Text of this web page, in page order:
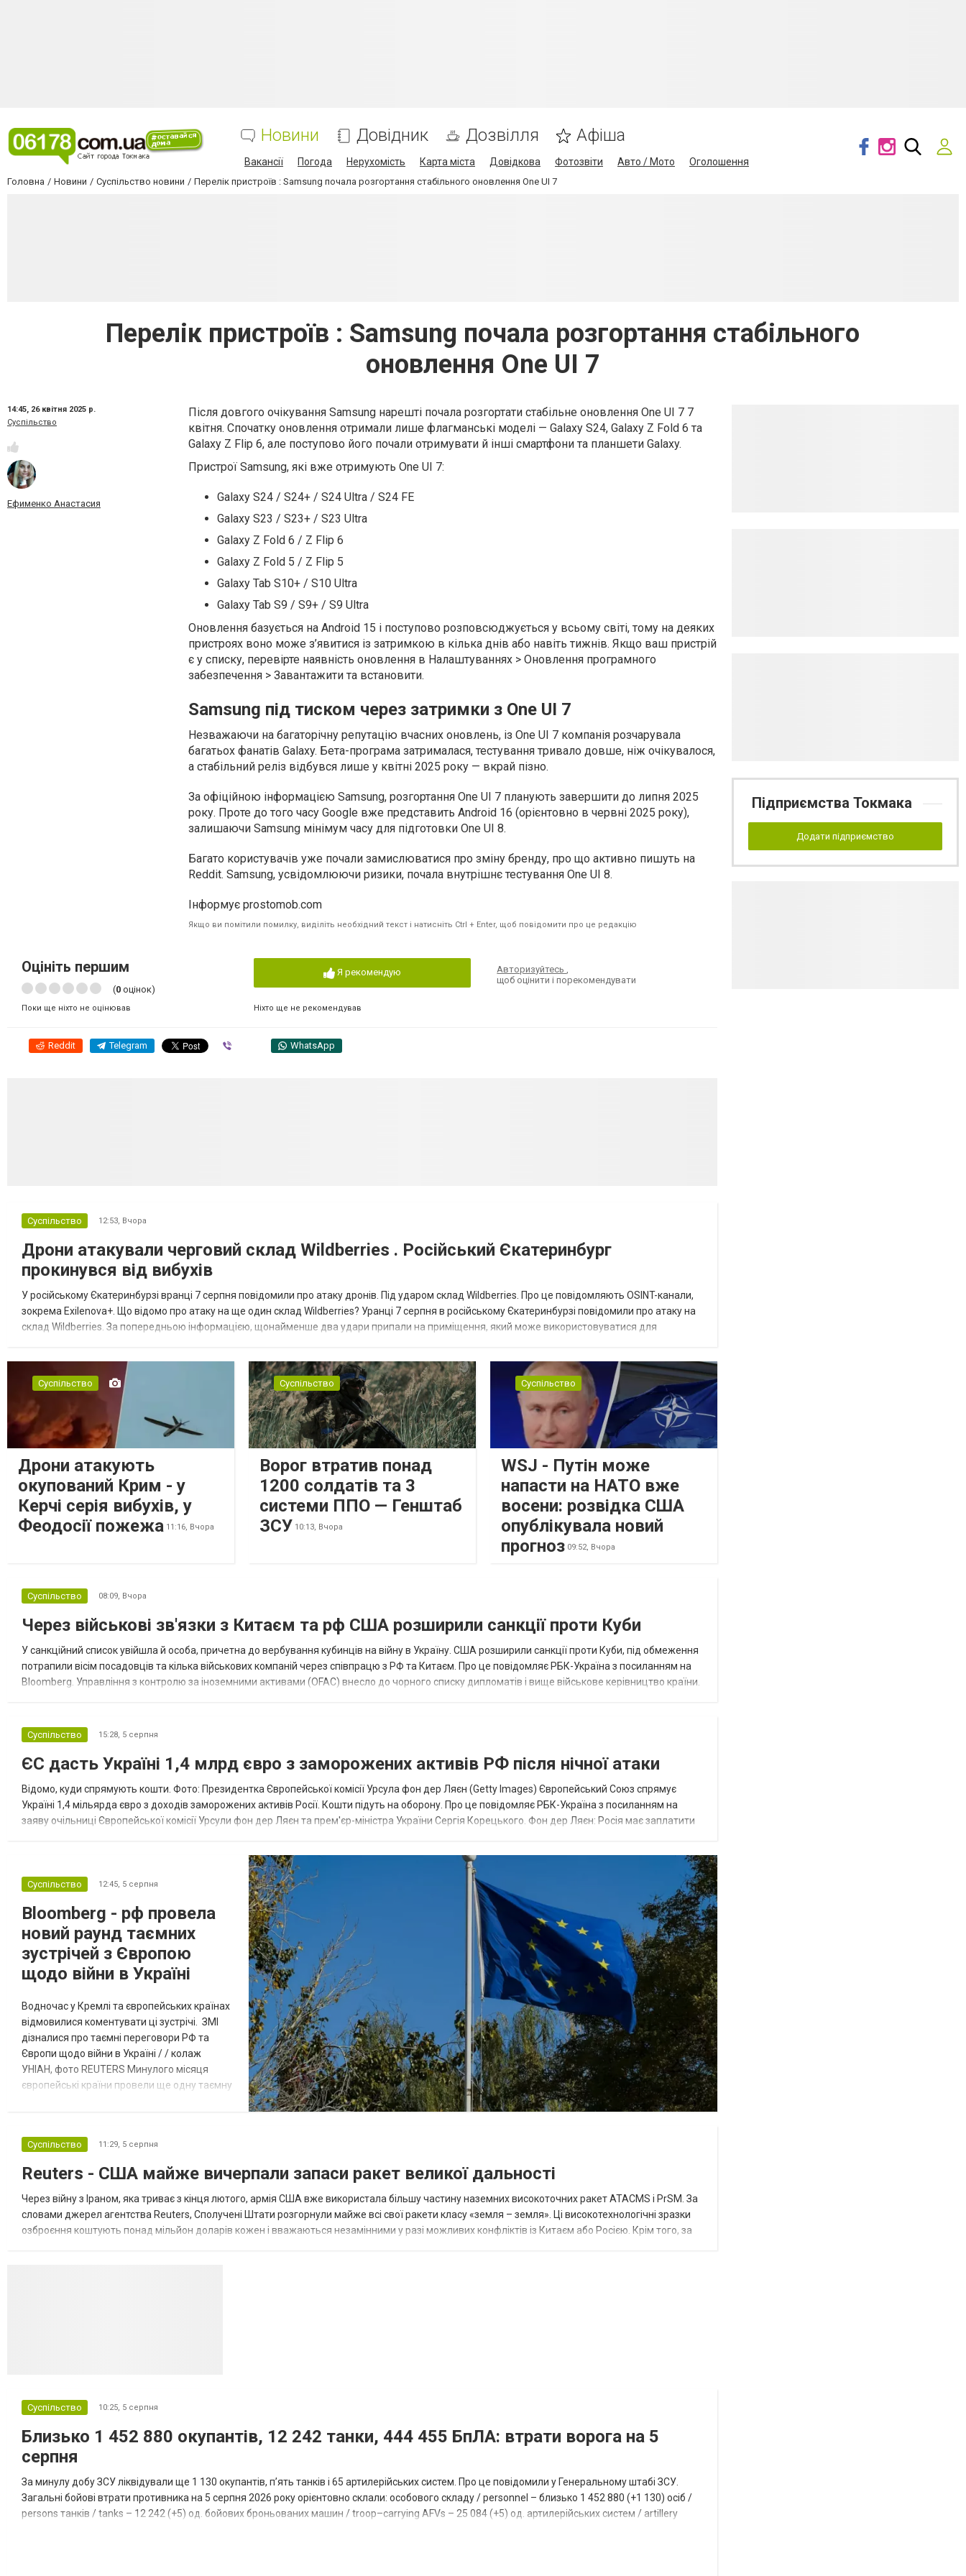
Новини Довідник Дозвілля Афіша
Вакансії Погода Нерухомість Карта міста Довідкова Фотозвіти Авто / Мото Оголошення
Головна Новини Суспільство новини Перелік пристроїв : Samsung почала розгортання стабільного оновлення One UI 7
Перелік пристроїв : Samsung почала розгортання стабільного
оновлення One UI 7
14:45, 26 квітня 2025 р.
Суспільство
Ефименко Анастасия
Після довгого очікування Samsung нарешті почала розгортати стабільне оновлення One UI 7 7
квітня. Спочатку оновлення отримали лише флагманські моделі — Galaxy S24, Galaxy Z Fold 6 та
Galaxy Z Flip 6, але поступово його почали отримувати й інші смартфони та планшети Galaxy.
Пристрої Samsung, які вже отримують One UI 7:
Galaxy S24 / S24+ / S24 Ultra / S24 FE
Galaxy S23 / S23+ / S23 Ultra
Galaxy Z Fold 6 / Z Flip 6
Galaxy Z Fold 5 / Z Flip 5
Galaxy Tab S10+ / S10 Ultra
Galaxy Tab S9 / S9+ / S9 Ultra
Оновлення базується на Android 15 і поступово розповсюджується у всьому світі, тому на деяких
пристроях воно може з’явитися із затримкою в кілька днів або навіть тижнів. Якщо ваш пристрій
є у списку, перевірте наявність оновлення в Налаштуваннях > Оновлення програмного
забезпечення > Завантажити та встановити.
Samsung під тиском через затримки з One UI 7
Незважаючи на багаторічну репутацію вчасних оновлень, із One UI 7 компанія розчарувала
багатьох фанатів Galaxy. Бета-програма затрималася, тестування тривало довше, ніж очікувалося,
а стабільний реліз відбувся лише у квітні 2025 року — вкрай пізно.
За офіційною інформацією Samsung, розгортання One UI 7 планують завершити до липня 2025
року. Проте до того часу Google вже представить Android 16 (орієнтовно в червні 2025 року),
залишаючи Samsung мінімум часу для підготовки One UI 8.
Багато користувачів уже почали замислюватися про зміну бренду, про що активно пишуть на
Reddit. Samsung, усвідомлюючи ризики, почала внутрішнє тестування One UI 8.
Інформує prostomob.com
Якщо ви помітили помилку, виділіть необхідний текст і натисніть Ctrl + Enter, щоб повідомити про це редакцію
Оцініть першим
(0 оцінок)
Поки ще ніхто не оцінював
Я рекомендую
Ніхто ще не рекомендував
Авторизуйтесь,
щоб оцінити і порекомендувати
Reddit Telegram WhatsApp
Суспільство 12:53, Вчора
Дрони атакували черговий склад Wildberries . Російський Єкатеринбург
прокинувся від вибухів
У російському Єкатеринбурзі вранці 7 серпня повідомили про атаку дронів. Під ударом склад Wildberries. Про це повідомляють OSINT-канали,
зокрема Exilenova+. Що відомо про атаку на ще один склад Wildberries? Уранці 7 серпня в російському Єкатеринбурзі повідомили про атаку на
склад Wildberries. За попередньою інформацією, щонайменше два удари припали на приміщення, який може використовуватися для
Суспільство
Дрони атакують
окупований Крим - у
Керчі серія вибухів, у
Феодосії пожежа 11:16, Вчора
Суспільство
Ворог втратив понад
1200 солдатів та 3
системи ППО — Генштаб
ЗСУ 10:13, Вчора
Суспільство
WSJ - Путін може
напасти на НАТО вже
восени: розвідка США
опублікувала новий
прогноз 09:52, Вчора
Суспільство 08:09, Вчора
Через військові зв'язки з Китаєм та рф США розширили санкції проти Куби
У санкційний список увійшла й особа, причетна до вербування кубинців на війну в Україну. США розширили санкції проти Куби, під обмеження
потрапили вісім посадовців та кілька військових компаній через співпрацю з РФ та Китаєм. Про це повідомляє РБК-Україна з посиланням на
Bloomberg. Управління з контролю за іноземними активами (OFAC) внесло до чорного списку дипломатів і вище військове керівництво країни.
Суспільство 15:28, 5 серпня
ЄС дасть Україні 1,4 млрд євро з заморожених активів РФ після нічної атаки
Відомо, куди спрямують кошти. Фото: Президентка Європейської комісії Урсула фон дер Ляєн (Getty Images) Європейський Союз спрямує
Україні 1,4 мільярда євро з доходів заморожених активів Росії. Кошти підуть на оборону. Про це повідомляє РБК-Україна з посиланням на
заяву очільниці Європейської комісії Урсули фон дер Ляєн та прем'єр-міністра України Сергія Корецького. Фон дер Ляєн: Росія має заплатити
Суспільство 12:45, 5 серпня
Bloomberg - рф провела
новий раунд таємних
зустрічей з Європою
щодо війни в Україні
Водночас у Кремлі та європейських країнах
відмовилися коментувати ці зустрічі. ЗМІ
дізналися про таємні переговори РФ та
Європи щодо війни в Україні / / колаж
УНІАН, фото REUTERS Минулого місяця
європейські країни провели ще одну таємну
зі сторони Європи до цих переговорів
долучилися колишні високопосадовці
Великої Британії, Франції, Німеччини та Р...
Суспільство 11:29, 5 серпня
Reuters - США майже вичерпали запаси ракет великої дальності
Через війну з Іраном, яка триває з кінця лютого, армія США вже використала більшу частину наземних високоточних ракет ATACMS і PrSM. За
словами джерел агентства Reuters, Сполучені Штати розгорнули майже всі свої ракети класу «земля – земля». Ці високотехнологічні зразки
озброєння коштують понад мільйон доларів кожен і вважаються незамінними у разі можливих конфліктів із Китаєм або Росією. Крім того, за
Суспільство 10:25, 5 серпня
Близько 1 452 880 окупантів, 12 242 танки, 444 455 БпЛА: втрати ворога на 5
серпня
За минулу добу ЗСУ ліквідували ще 1 130 окупантів, пʼять танків і 65 артилерійських систем. Про це повідомили у Генеральному штабі ЗСУ.
Загальні бойові втрати противника на 5 серпня 2026 року орієнтовно склали: особового складу / personnel – близько 1 452 880 (+1 130) осіб /
persons танків / tanks – 12 242 (+5) од. бойових броньованих машин / troop–carrying AFVs – 25 084 (+5) од. артилерійських систем / artillery
Підприємства Токмака
Додати підприємство